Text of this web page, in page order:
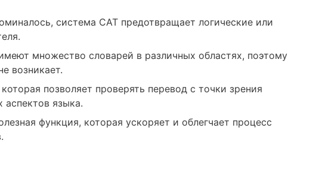
система CAT предотвращает логические или
множество словарей в различных областях, поэтому
возникает.
позволяет проверять перевод с точки зрения
аспектов языка.
функция, которая ускоряет и облегчает процесс